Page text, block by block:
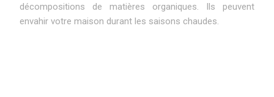
décompositions de matières organiques. Ils peuvent
envahir votre maison durant les saisons chaudes.